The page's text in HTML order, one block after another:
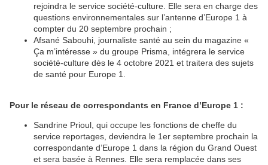
rejoindra le service société-culture. Elle sera en charge des
questions environnementales sur l’antenne d’Europe 1 à
compter du 20 septembre prochain ;
Afsané Sabouhi, journaliste santé au sein du magazine «
Ça m’intéresse » du groupe Prisma, intégrera le service
société-culture dès le 4 octobre 2021 et traitera des sujets
de santé pour Europe 1.
Pour le réseau de correspondants en France d’Europe 1 :
Sandrine Prioul, qui occupe les fonctions de cheffe du
service reportages, deviendra le 1er septembre prochain la
correspondante d’Europe 1 dans la région du Grand Ouest
et sera basée à Rennes. Elle sera remplacée dans ses